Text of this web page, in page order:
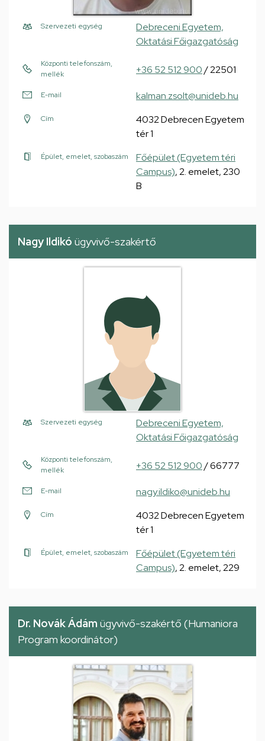
Szervezeti egység
Debreceni Egyetem,
Oktatási Főigazgatóság
Központi telefonszám,
mellék
+36 52 512 900/ 22501
E-mail kalman.zsolt@unideb.hu
Cím
4032 Debrecen Egyetem
tér 1
Épület, emelet, szobaszám
Főépület (Egyetem téri
Campus), 2. emelet, 230
B
Nagy Ildikó ügyvivő-szakértő
Szervezeti egység
Debreceni Egyetem,
Oktatási Főigazgatóság
Központi telefonszám,
mellék
+36 52 512 900/ 66777
E-mail nagy.ildiko@unideb.hu
Cím
4032 Debrecen Egyetem
tér 1
Épület, emelet, szobaszám
Főépület (Egyetem téri
Campus), 2. emelet, 229
Dr. Novák Ádám ügyvivő-szakértő (Humaniora
Program koordinátor)